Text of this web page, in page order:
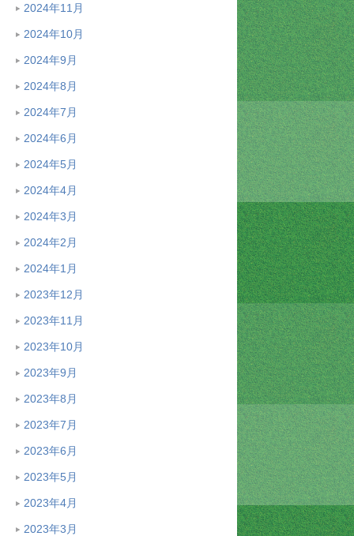
2024年11月
2024年10月
2024年9月
2024年8月
2024年7月
2024年6月
2024年5月
2024年4月
2024年3月
2024年2月
2024年1月
2023年12月
2023年11月
2023年10月
2023年9月
2023年8月
2023年7月
2023年6月
2023年5月
2023年4月
2023年3月